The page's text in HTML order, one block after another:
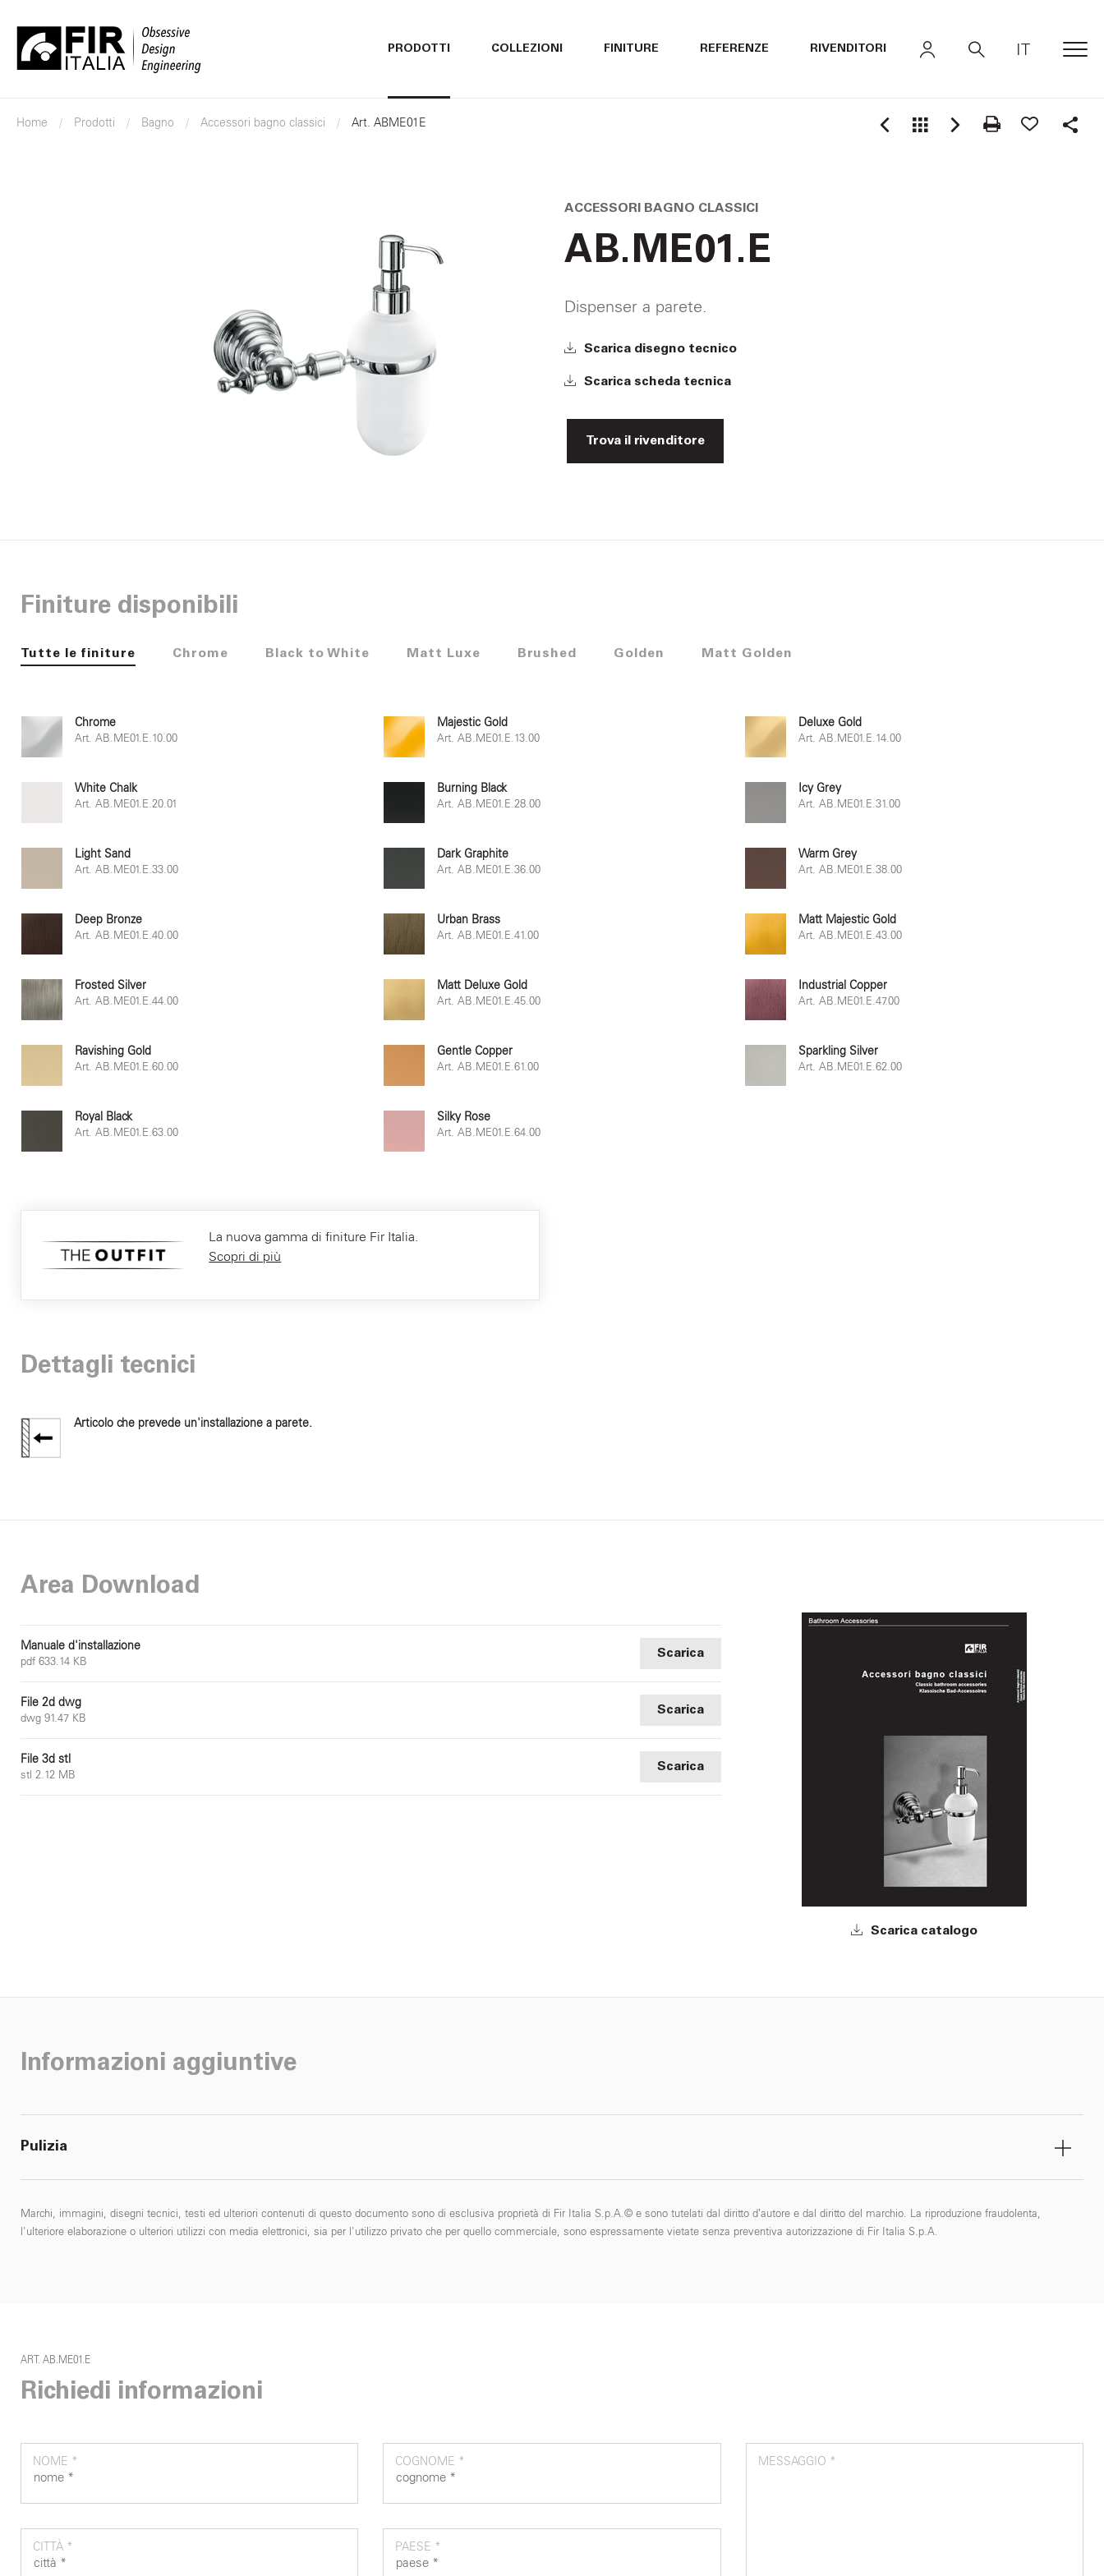
PRODOTTI COLLEZIONI FINITURE REFERENZE RIVENDITORI IT
Home Prodotti Bagno Accessori bagno classici Art. ABME01E
Share
ACCESSORI BAGNO CLASSICI
AB.ME01.E
Dispenser a parete.
Scarica disegno tecnico
Scarica scheda tecnica
Trova il rivenditore
Finiture disponibili
Tutte le finiture Chrome Black to White Matt Luxe Brushed Golden Matt Golden
Chrome
Art. AB.ME01.E.10.00
Majestic Gold
Art. AB.ME01.E.13.00
Deluxe Gold
Art. AB.ME01.E.14.00
White Chalk
Art. AB.ME01.E.20.01
Burning Black
Art. AB.ME01.E.28.00
Icy Grey
Art. AB.ME01.E.31.00
Light Sand
Art. AB.ME01.E.33.00
Dark Graphite
Art. AB.ME01.E.36.00
Warm Grey
Art. AB.ME01.E.38.00
Deep Bronze
Art. AB.ME01.E.40.00
Urban Brass
Art. AB.ME01.E.41.00
Matt Majestic Gold
Art. AB.ME01.E.43.00
Frosted Silver
Art. AB.ME01.E.44.00
Matt Deluxe Gold
Art. AB.ME01.E.45.00
Industrial Copper
Art. AB.ME01.E.47.00
Ravishing Gold
Art. AB.ME01.E.60.00
Gentle Copper
Art. AB.ME01.E.61.00
Sparkling Silver
Art. AB.ME01.E.62.00
Royal Black
Art. AB.ME01.E.63.00
Silky Rose
Art. AB.ME01.E.64.00
La nuova gamma di finiture Fir Italia.
Scopri di più
Dettagli tecnici
Articolo che prevede un'installazione a parete.
Area Download
Manuale d'installazione
pdf 633.14 KB
Scarica
File 2d dwg
dwg 91.47 KB
Scarica
File 3d stl
stl 2.12 MB
Scarica
Scarica catalogo
Informazioni aggiuntive
Pulizia
Marchi, immagini, disegni tecnici, testi ed ulteriori contenuti di questo documento sono di esclusiva proprietà di Fir Italia S.p.A.© e sono tutelati dal diritto d’autore e dal diritto del marchio. La riproduzione fraudolenta,
l'ulteriore elaborazione o ulteriori utilizzi con media elettronici, sia per l'utilizzo privato che per quello commerciale, sono espressamente vietate senza preventiva autorizzazione di Fir Italia S.p.A.
ART. AB.ME01.E
Richiedi informazioni
NOME * COGNOME *
CITTÀ * PAESE *
MESSAGGIO *
ITALIANO
ITALIANO